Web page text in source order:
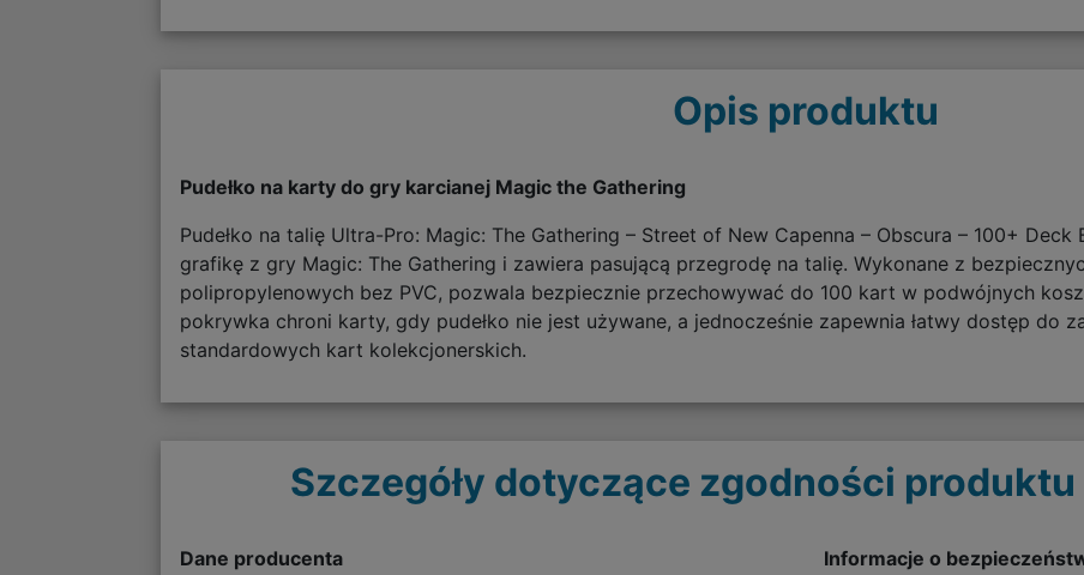
Opis produktu
Pudełko na karty do gry karcianej Magic the Gathering
Pudełko na talię Ultra-Pro: Magic: The Gathering – Street of New Capenna – Obscura – 100+
grafikę z gry Magic: The Gathering i zawiera pasującą przegrodę na talię. Wykonane z
polipropylenowych bez PVC, pozwala bezpiecznie przechowywać do 100 kart w podwójnych
pokrywka chroni karty, gdy pudełko nie jest używane, a jednocześnie zapewnia łatwy dostęp do
standardowych kart kolekcjonerskich.
Szczegóły dotyczące zgodności
Dane producenta
Informacje o